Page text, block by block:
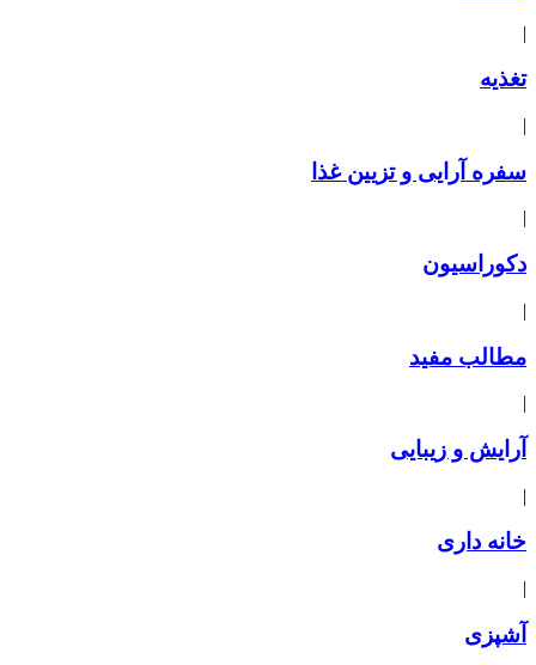
|
تغذیه
|
سفره آرایی و تزیین غذا
|
دکوراسیون
|
مطالب مفید
|
آرایش و زیبایی
|
خانه داری
|
آشپزی